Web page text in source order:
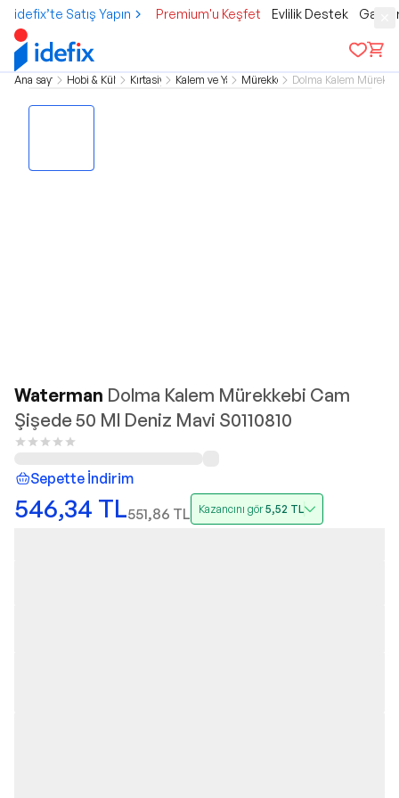
idefix’te Satış Yapın Premium'u Keşfet Evlilik Destek
Ana sayfa Hobi & Kültür Kırtasiye Kalem ve Yazı Mürekkep Dolma Kalem
Waterman Dolma Kalem Mürekkebi Cam
Şişede 50 Ml Deniz Mavi S0110810
Sepette İndirim
546,34 TL551,86 TL Kazancını gör5,52 TL